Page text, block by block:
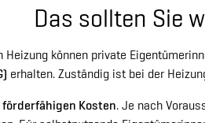
Das sollten Sie
können private
erhalten. Zuständig ist bei der
förderfähigen Kosten. Je nach